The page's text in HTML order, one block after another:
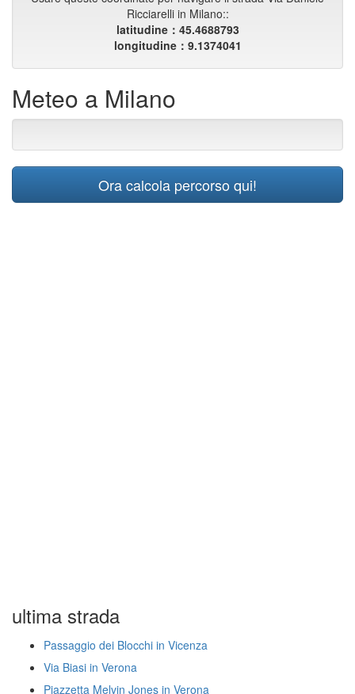
Ricciarelli in Milano::
latitudine：45.4688793
longitudine：9.1374041
Meteo a Milano
Ora calcola percorso qui!
ultima strada
Passaggio dei Blocchi in Vicenza
Via Biasi in Verona
Piazzetta Melvin Jones in Verona